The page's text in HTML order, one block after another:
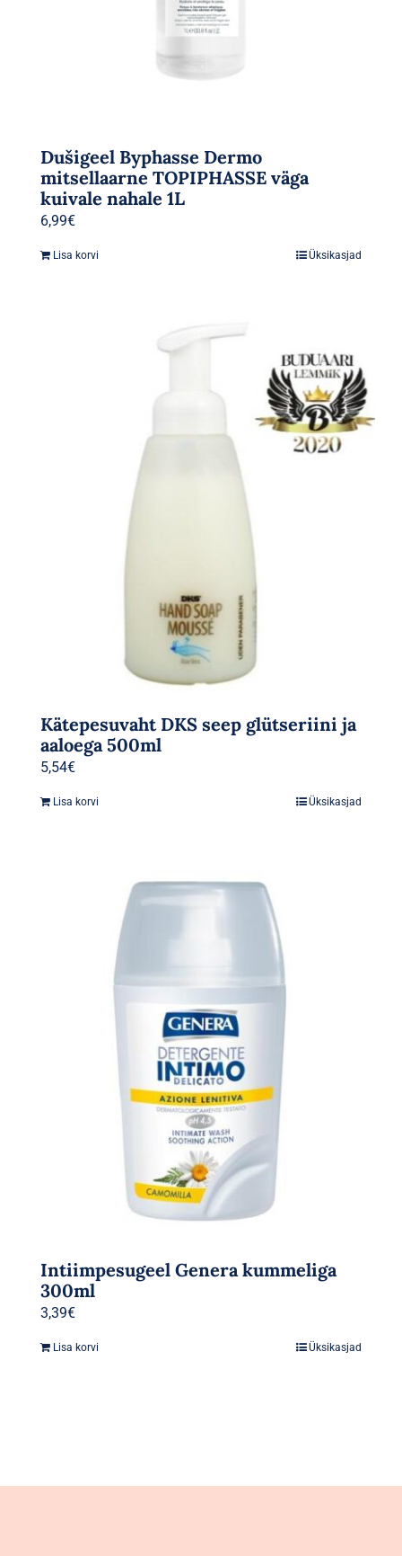
Dušigeel Byphasse Dermo
mitsellaarne TOPIPHASSE väga
kuivale nahale 1L
6,99€
Lisa korvi Üksikasjad
Kätepesuvaht DKS seep glütseriini ja
aaloega 500ml
5,54€
Lisa korvi Üksikasjad
Intiimpesugeel Genera kummeliga
300ml
3,39€
Lisa korvi Üksikasjad